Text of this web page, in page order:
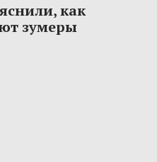
как
зумеры